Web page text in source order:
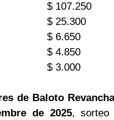
$ 107.250
$ 25.300
$ 6.650
$ 4.850
$ 3.000
de Baloto Revancha
de 2025,